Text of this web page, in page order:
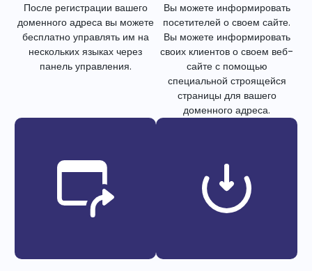
После регистрации вашего
доменного адреса вы можете
бесплатно управлять им на
нескольких языках через
панель управления.
Вы можете информировать
посетителей о своем сайте.
Вы можете информировать
своих клиентов о своем веб-
сайте с помощью
специальной строящейся
страницы для вашего
доменного адреса.